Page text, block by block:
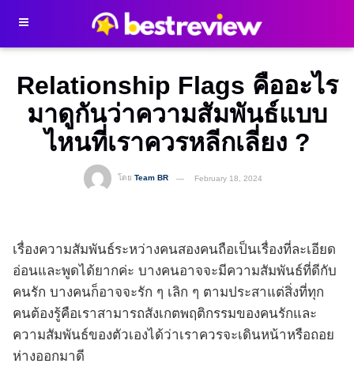
Relationship Flags คืออะไร
มาดูกันว่าความสัมพันธ์แบบ
ไหนที่เราควรหลีกเลี่ยง ?
โดย Team BR February 18, 2024
เรื่องความสัมพันธ์ระหว่างคนสองคนถือเป็นเรื่องที่ละเอียด
อ่อนและพูดได้ยากค่ะ บางคนอาจจะมีความสัมพันธ์ที่ดีกับ
คนรัก บางคนก็อาจจะรัก ๆ เลิก ๆ ตามประสาแต่สิ่งที่ทุก
คนต้องรู้คือเราสามารถสังเกตพฤติกรรมของคนรักและ
ความสัมพันธ์ของตัวเองได้ว่าเราควรจะเดินหน้าหรือถอย
ห่างออกมาดี